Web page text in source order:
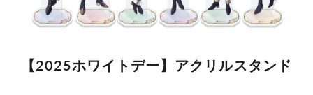
【2025ホワイトデー】アクリルスタンド